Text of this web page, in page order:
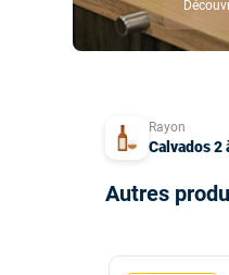
Rayon
Calvados 2
Autres